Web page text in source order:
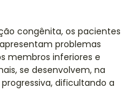
congênita, os pacientes
problemas
membros inferiores e
se desenvolvem, na
dificultando a